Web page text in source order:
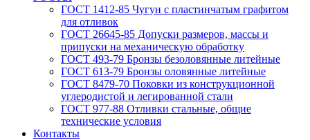
ГОСТ 1412-85 Чугун с пластинчатым графитом
для отливок
ГОСТ 26645-85 Допуски размеров, массы и
припуски на механическую обработку
ГОСТ 493-79 Бронзы безоловянные литейные
ГОСТ 613-79 Бронзы оловянные литейные
ГОСТ 8479-70 Поковки из конструкционной
углеродистой и легированной стали
ГОСТ 977-88 Отливки стальные, общие
технические условия
Контакты